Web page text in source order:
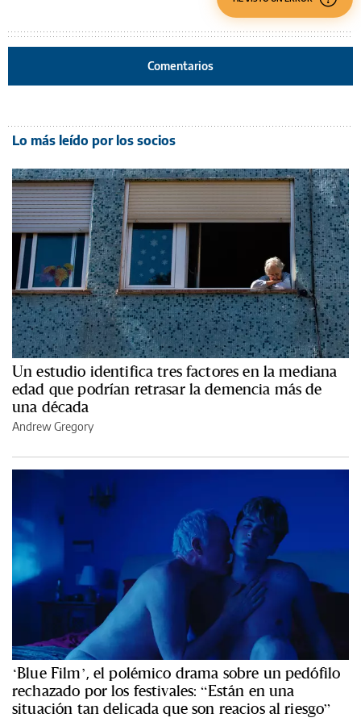
Comentarios
Lo más leído por los socios
Un estudio identifica tres factores en la mediana
edad que podrían retrasar la demencia más de
una década
Andrew Gregory
‘Blue Film’, el polémico drama sobre un pedófilo
rechazado por los festivales: “Están en una
situación tan delicada que son reacios al riesgo”